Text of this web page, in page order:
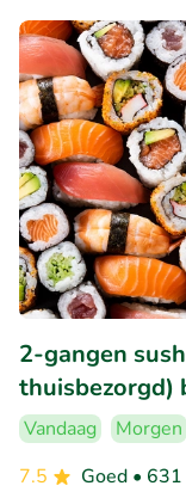
2-gangen
thuisbezorgd)
Vandaag Morgen
7.5
Goed •